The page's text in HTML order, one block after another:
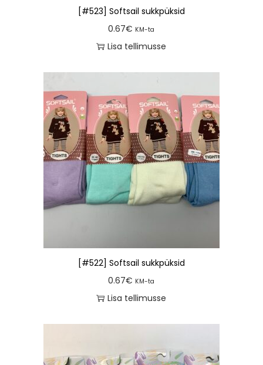
[#523] Softsail sukkpüksid
0.67€ KM-ta
Lisa tellimusse
[#522] Softsail sukkpüksid
0.67€ KM-ta
Lisa tellimusse